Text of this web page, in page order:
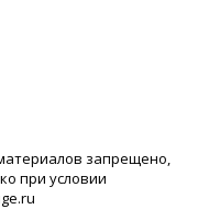
запрещено,
при условии